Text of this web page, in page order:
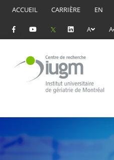
ACCUEIL CARRIÈRE EN
A A